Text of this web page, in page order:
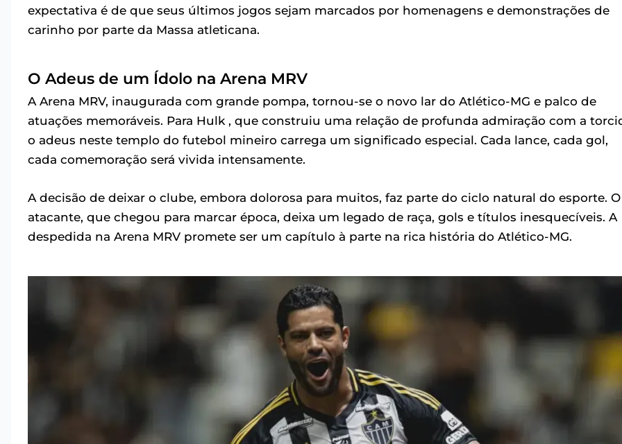
expectativa é de que seus últimos jogos sejam marcados por homenagens e demonstrações de
carinho por parte da Massa atleticana.
O Adeus de um Ídolo na Arena MRV
A Arena MRV, inaugurada com grande pompa, tornou-se o novo lar do Atlético-MG e palco de
atuações memoráveis. Para Hulk , que construiu uma relação de profunda admiração com a
o adeus neste templo do futebol mineiro carrega um significado especial. Cada lance, cada gol,
cada comemoração será vivida intensamente.
A decisão de deixar o clube, embora dolorosa para muitos, faz parte do ciclo natural do esporte. O
atacante, que chegou para marcar época, deixa um legado de raça, gols e títulos inesquecíveis. A
despedida na Arena MRV promete ser um capítulo à parte na rica história do Atlético-MG.